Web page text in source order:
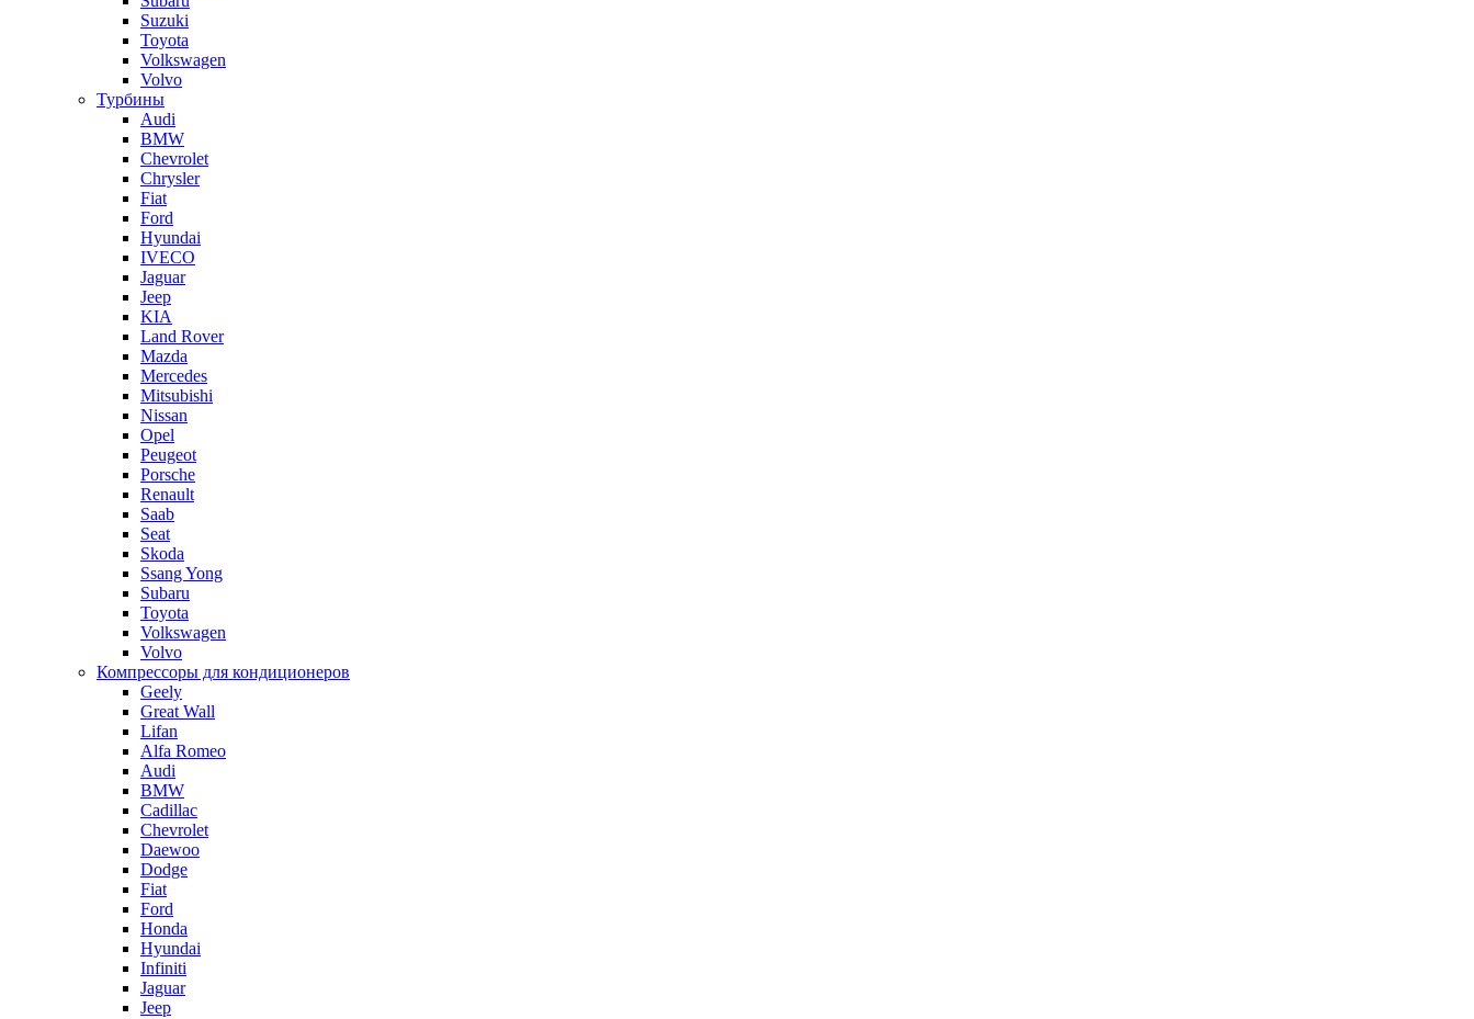
Suzuki
Toyota
Volkswagen
Volvo
Турбины
Audi
BMW
Chevrolet
Chrysler
Fiat
Ford
Hyundai
IVECO
Jaguar
Jeep
KIA
Land Rover
Mazda
Mercedes
Mitsubishi
Nissan
Opel
Peugeot
Porsche
Renault
Saab
Seat
Skoda
Ssang Yong
Subaru
Toyota
Volkswagen
Volvo
Компрессоры для кондиционеров
Geely
Great Wall
Lifan
Alfa Romeo
Audi
BMW
Cadillac
Chevrolet
Daewoo
Dodge
Fiat
Ford
Honda
Hyundai
Infiniti
Jaguar
Jeep